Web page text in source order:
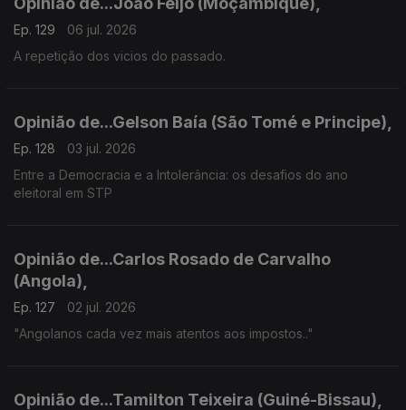
Ep. 129
06 jul. 2026
A repetição dos vicios do passado.
Opinião de...Gelson Baía (São Tomé e Principe),
Ep. 128
03 jul. 2026
Entre a Democracia e a Intolerância: os desafios do ano
eleitoral em STP
Opinião de...Carlos Rosado de Carvalho
(Angola),
Ep. 127
02 jul. 2026
"Angolanos cada vez mais atentos aos impostos.."
Opinião de...Tamilton Teixeira (Guiné-Bissau),